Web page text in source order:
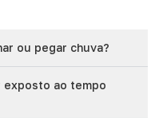
ou pegar chuva?
exposto ao tempo